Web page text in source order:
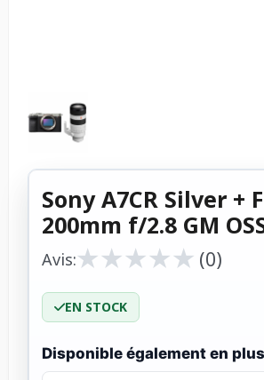
Sony A7CR Silver +
200mm f/2.8 GM
Avis:★
★★
★★
★★
★★
★ (0)
EN STOCK
Disponible également en